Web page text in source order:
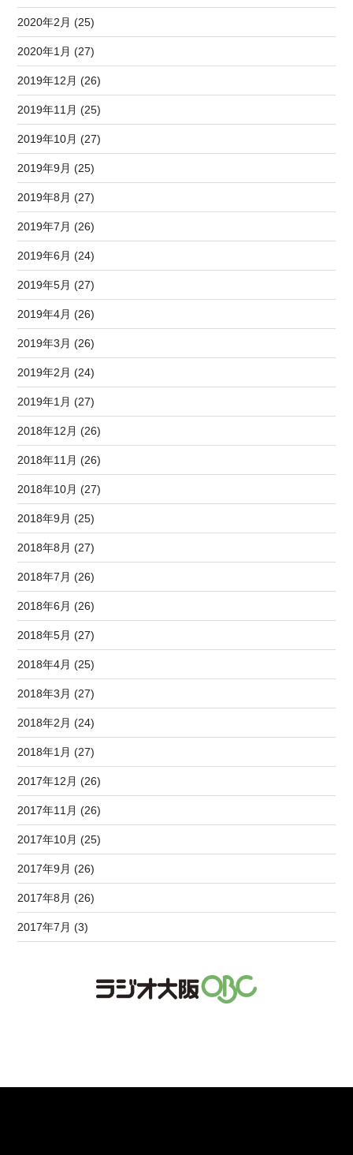
2020年2月 (25)
2020年1月 (27)
2019年12月 (26)
2019年11月 (25)
2019年10月 (27)
2019年9月 (25)
2019年8月 (27)
2019年7月 (26)
2019年6月 (24)
2019年5月 (27)
2019年4月 (26)
2019年3月 (26)
2019年2月 (24)
2019年1月 (27)
2018年12月 (26)
2018年11月 (26)
2018年10月 (27)
2018年9月 (25)
2018年8月 (27)
2018年7月 (26)
2018年6月 (26)
2018年5月 (27)
2018年4月 (25)
2018年3月 (27)
2018年2月 (24)
2018年1月 (27)
2017年12月 (26)
2017年11月 (26)
2017年10月 (25)
2017年9月 (26)
2017年8月 (26)
2017年7月 (3)